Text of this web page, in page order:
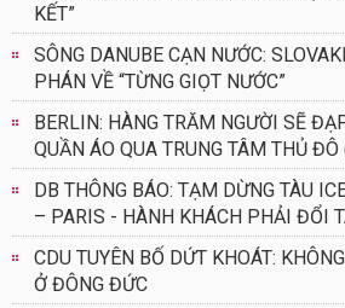
KẾT”
SÔNG DANUBE CẠN NƯỚC:
PHÁN VỀ “TỪNG GIỌT NƯỚC”
BERLIN: HÀNG TRĂM NGƯỜI SẼ
QUẦN ÁO QUA TRUNG TÂM THỦ
DB THÔNG BÁO: TẠM DỪNG TÀU
– PARIS - HÀNH KHÁCH PHẢI ĐỔI
CDU TUYÊN BỐ DỨT KHOÁT:
Ở ĐÔNG ĐỨC